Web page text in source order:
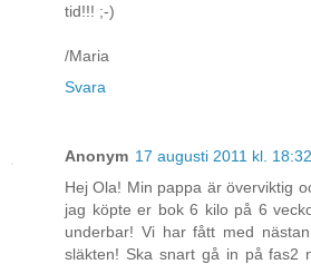
tid!!! ;-)
/Maria
Svara
Anonym 17 augusti 2011 kl. 18:32
Hej Ola! Min pappa är överviktig
jag köpte er bok 6 kilo på 6
underbar! Vi har fått med
släkten! Ska snart gå in på fas2